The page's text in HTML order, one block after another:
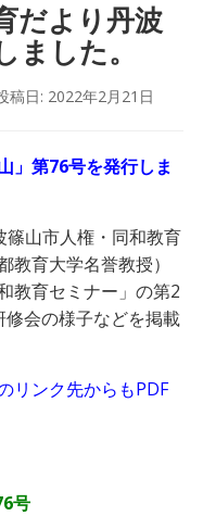
だより丹波
ました。
稿日: 2022年2月21日
」第76号を発行しま
篠山市人権・同和教育
育大学名誉教授）
教育セミナー」の第2
会の様子などを掲載
リンク先からもPDF
号